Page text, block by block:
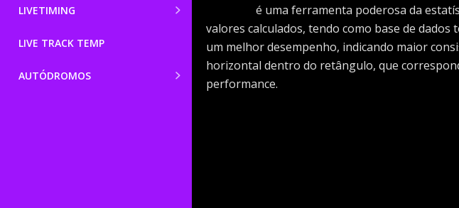
LIVETIMING
LIVE TRACK TEMP
AUTÓDROMOS
é uma ferramenta poderosa da
valores calculados, tendo como base de
um melhor desempenho, indicando maior
horizontal dentro do retângulo, que
performance.